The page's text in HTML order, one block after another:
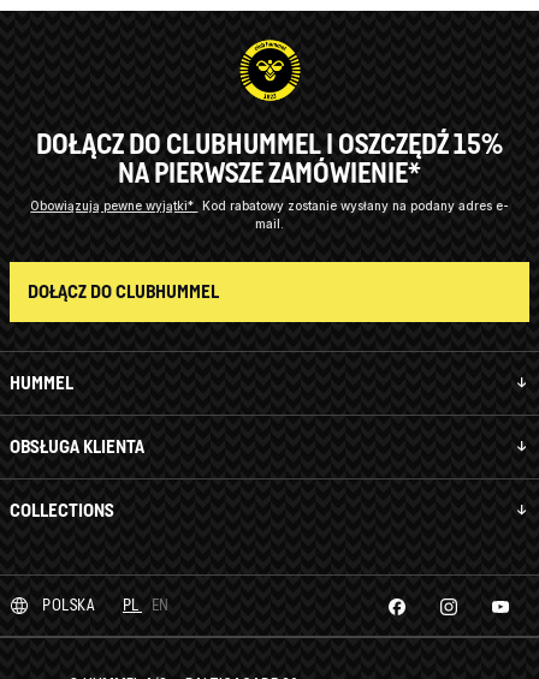
HUMMEL
OBSŁUGA KLIENTA
COLLECTIONS
DOŁĄCZ DO CLUBHUMMEL I OSZCZĘDŹ 15%
NA PIERWSZE ZAMÓWIENIE*
Obowiązują pewne wyjątki* Kod rabatowy zostanie wysłany na podany adres e-
mail.
DOŁĄCZ DO CLUBHUMMEL
POLSKA PL EN